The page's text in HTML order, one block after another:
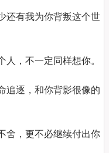
还有我为你背叛这个世
，不一定同样想你。
追逐，和你背影很像的
舍，更不必继续付出你